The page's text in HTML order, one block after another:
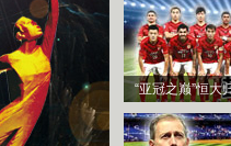
“亚冠之巅”恒大